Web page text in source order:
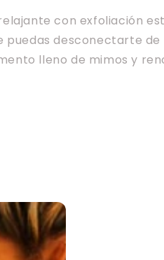
con exfoliación
desconectarte
lleno de mimos y